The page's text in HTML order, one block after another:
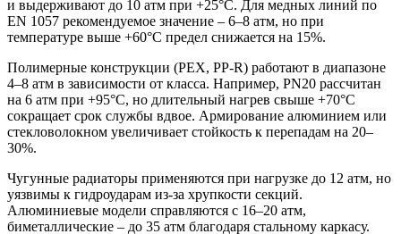
и выдерживают до 10 атм при +25°C. Для медных линий по
EN 1057 рекомендуемое значение – 6–8 атм, но при
температуре выше +60°C предел снижается на 15%.
Полимерные конструкции (PEX, PP-R) работают в диапазоне
4–8 атм в зависимости от класса. Например, PN20 рассчитан
на 6 атм при +95°C, но длительный нагрев свыше +70°C
сокращает срок службы вдвое. Армирование алюминием или
стекловолокном увеличивает стойкость к перепадам на 20–
30%.
Чугунные радиаторы применяются при нагрузке до 12 атм, но
уязвимы к гидроударам из-за хрупкости секций.
Алюминиевые модели справляются с 16–20 атм,
биметаллические – до 35 атм благодаря стальному каркасу.